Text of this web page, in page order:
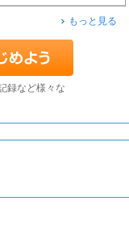
もっと見る
録など様々な